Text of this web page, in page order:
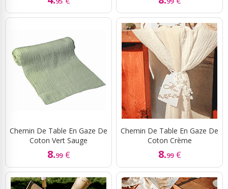
Chemin De Table En Gaze De
Coton Vert Sauge
8.99 €
Chemin De Table En Gaze De
Coton Crème
8.99 €